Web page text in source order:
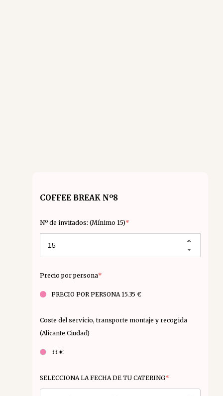
COFFEE BREAK Nº8
Nº de invitados: (Mínimo 15)*
Precio por persona*
PRECIO POR PERSONA 15.35 €
Coste del servicio, transporte montaje y recogida
(Alicante Ciudad)
33 €
SELECCIONA LA FECHA DE TU CATERING*